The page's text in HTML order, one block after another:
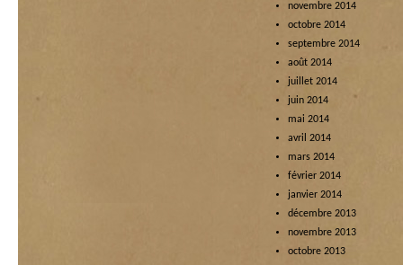
novembre 2014
octobre 2014
septembre 2014
août 2014
juillet 2014
juin 2014
mai 2014
avril 2014
mars 2014
février 2014
janvier 2014
décembre 2013
novembre 2013
octobre 2013